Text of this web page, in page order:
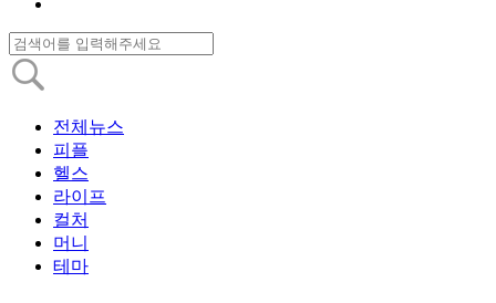
전체뉴스
피플
헬스
라이프
컬처
머니
테마